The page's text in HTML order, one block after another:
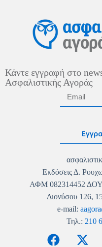
Κάντε εγγραφή στο
Ασφαλιστικής Αγοράς
Εκδόσεις Δ.
ΑΦΜ 082314452
Διονύσου 126,
e-mail:
Τηλ.: 210